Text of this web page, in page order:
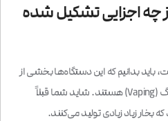
چه اجزایی تشکیل شده
باید بدانیم که این دستگاه‌ها بخشی از
خانواده سیگارهای الکترونیکی یا ویپینگ (Vaping) هستند. شاید شما قبلاً
بخار زیاد زیادی تولید می‌کنند.